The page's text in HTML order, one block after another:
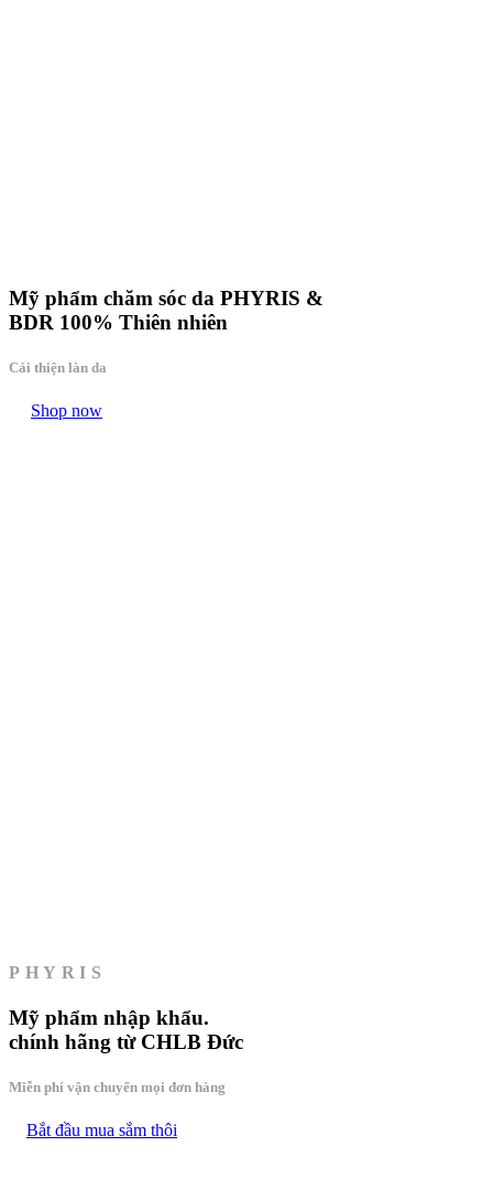
Mỹ phẩm chăm sóc da PHYRIS &
BDR 100% Thiên nhiên
Cải thiện làn da
Shop now
PHYRIS
Mỹ phẩm nhập khẩu.
chính hãng từ CHLB Đức
Miễn phí vận chuyển mọi đơn hàng
Bắt đầu mua sắm thôi